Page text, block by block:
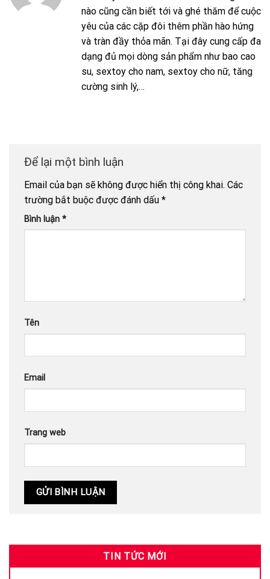
nào cũng cần biết tới và ghé thăm để cuộc
yêu của các cặp đôi thêm phần hào hứng
và tràn đầy thỏa mãn. Tại đây cung cấp đa
dạng đủ mọi dòng sản phẩm như bao cao
su, sextoy cho nam, sextoy cho nữ, tăng
cường sinh lý,…
Để lại một bình luận
Email của bạn sẽ không được hiển thị công khai. Các
trường bắt buộc được đánh dấu *
Bình luận *
Tên
Email
Trang web
TIN TỨC MỚI